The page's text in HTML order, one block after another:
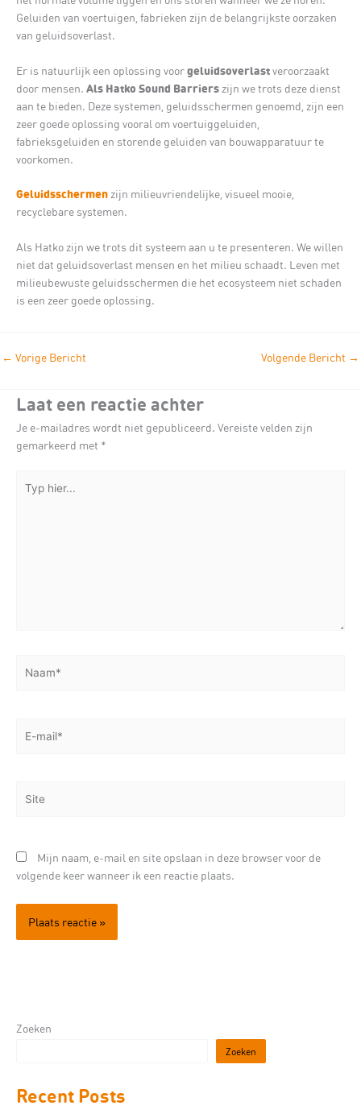
Geluiden van voertuigen, fabrieken zijn de belangrijkste oorzaken
van geluidsoverlast.
Er is natuurlijk een oplossing voorgeluidsoverlastveroorzaakt
door mensen. Als Hatko Sound Barriers zijn we trots deze dienst
aan te bieden. Deze systemen, geluidsschermen genoemd, zijn een
zeer goede oplossing vooral om voertuiggeluiden,
fabrieksgeluiden en storende geluiden van bouwapparatuur te
voorkomen.
Geluidsschermenzijn milieuvriendelijke, visueel mooie,
recyclebare systemen.
Als Hatko zijn we trots dit systeem aan u te presenteren. We willen
niet dat geluidsoverlast mensen en het milieu schaadt. Leven met
milieubewuste geluidsschermen die het ecosysteem niet schaden
is een zeer goede oplossing.
← Vorige Bericht Volgende Bericht →
Laat een reactie achter
Je e-mailadres wordt niet gepubliceerd. Vereiste velden zijn
gemarkeerd met *
hier...
mail*
Mijn naam, e-mail en site opslaan in deze browser voor de
volgende keer wanneer ik een reactie plaats.
Zoeken
Zoeken
Recent Posts